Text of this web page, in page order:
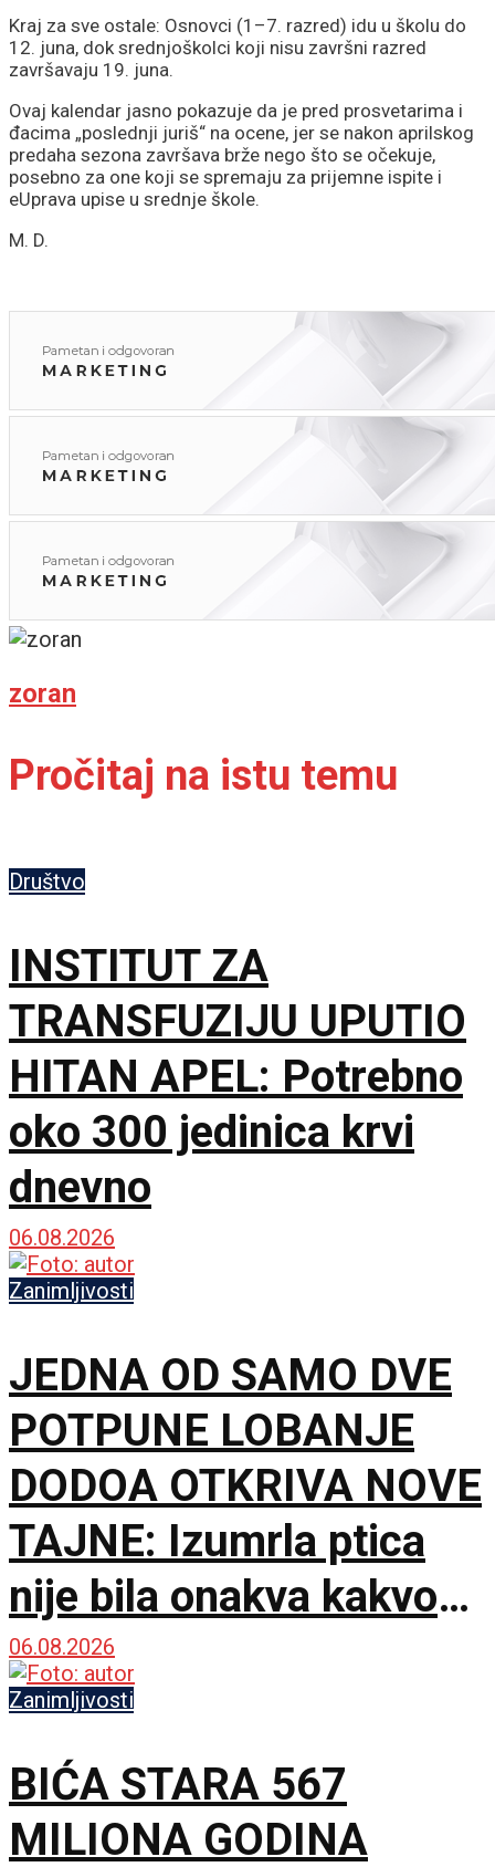
Kraj za sve ostale: Osnovci (1–7. razred) idu u školu do
12. juna, dok srednjoškolci koji nisu završni razred
završavaju 19. juna.
Ovaj kalendar jasno pokazuje da je pred prosvetarima i
đacima „poslednji juriš“ na ocene, jer se nakon aprilskog
predaha sezona završava brže nego što se očekuje,
posebno za one koji se spremaju za prijemne ispite i
eUprava upise u srednje škole.
M. D.
zoran
Pročitaj na istu temu
Društvo
INSTITUT ZA
TRANSFUZIJU UPUTIO
HITAN APEL: Potrebno
oko 300 jedinica krvi
dnevno
06.08.2026
Zanimljivosti
JEDNA OD SAMO DVE
POTPUNE LOBANJE
DODOA OTKRIVA NOVE
TAJNE: Izumrla ptica
nije bila onakva kakvom
je zamišljamo
06.08.2026
Zanimljivosti
BIĆA STARA 567
MILIONA GODINA